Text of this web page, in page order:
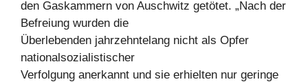
den Gaskammern von Auschwitz getötet. „Nach der
Befreiung wurden die
Überlebenden jahrzehntelang nicht als Opfer
nationalsozialistischer
Verfolgung anerkannt und sie erhielten nur geringe